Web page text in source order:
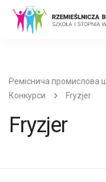
Реміснича промислова
Конкурси
Fryzjer
Fryzjer